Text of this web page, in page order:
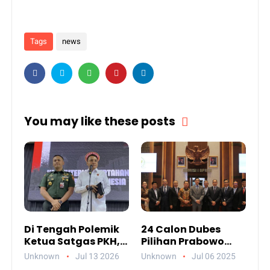
Tags news
You may like these posts
Di Tengah Polemik
Ketua Satgas PKH,
Ada Pesan Penting
Unknown Jul 13 2026
24 Calon Dubes
Pilihan Prabowo
Jalani Uji
Unknown Jul 06 2025